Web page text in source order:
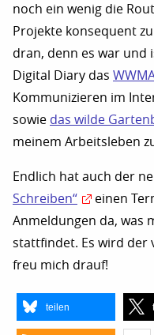
noch ein wenig die
Projekte konsequent
dran, denn es war und
Digital Diary das
Kommunizieren im
sowie das wilde
meinem Arbeitsleben
Endlich hat auch der
Schreiben“
einen
Anmeldungen da, was
stattfindet. Es wird der
freu mich drauf!
teilen